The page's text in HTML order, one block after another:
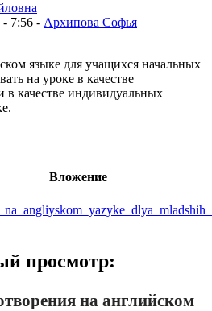
7:56 - Архипова Софья
языке для учащихся начальных
на уроке в качестве
в качестве индивидуальных
Вложение
просмотр:
на английском